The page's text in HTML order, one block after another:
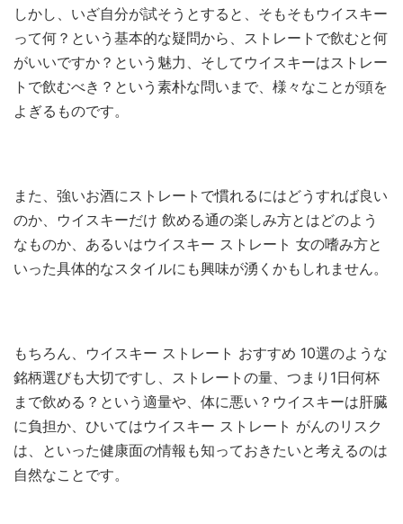
しかし、いざ自分が試そうとすると、そもそもウイスキー
って何？という基本的な疑問から、ストレートで飲むと何
がいいですか？という魅力、そしてウイスキーはストレー
トで飲むべき？という素朴な問いまで、様々なことが頭を
よぎるものです。
また、強いお酒にストレートで慣れるにはどうすれば良い
のか、ウイスキーだけ 飲める通の楽しみ方とはどのよう
なものか、あるいはウイスキー ストレート 女の嗜み方と
いった具体的なスタイルにも興味が湧くかもしれません。
もちろん、ウイスキー ストレート おすすめ 10選のような
銘柄選びも大切ですし、ストレートの量、つまり1日何杯
まで飲める？という適量や、体に悪い？ウイスキーは肝臓
に負担か、ひいてはウイスキー ストレート がんのリスク
は、といった健康面の情報も知っておきたいと考えるのは
自然なことです。